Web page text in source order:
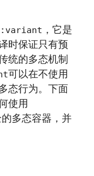
，它是
时保证只有预
统的多态机制
可以在不使用
态行为。下面
使用
多态容器，并